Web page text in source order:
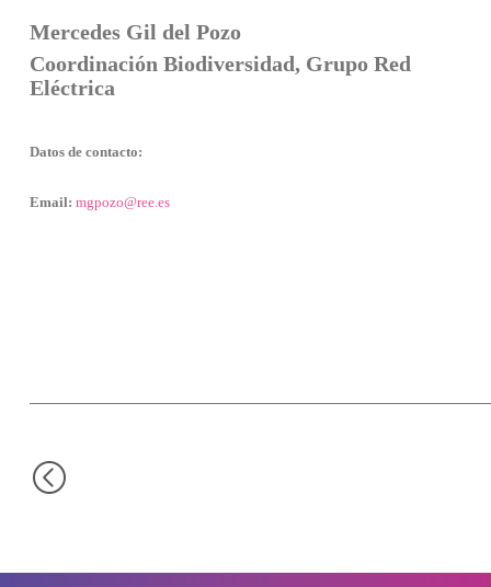
Mercedes Gil del Pozo
Coordinación Biodiversidad, Grupo Red
Eléctrica
Datos de contacto:
Email: mgpozo@ree.es